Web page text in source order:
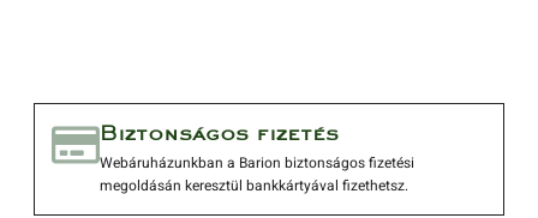
Biztonságos fizetés
Webáruházunkban a Barion biztonságos fizetési
megoldásán keresztül bankkártyával fizethetsz.